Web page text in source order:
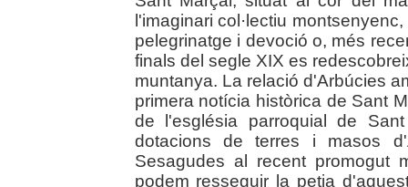
l'imaginari col·lectiu
pelegrinatge i devoció o, més
finals del segle XIX es
muntanya. La relació d'Arbúcies
primera notícia històrica de Sant
de l'església parroquial de
dotacions de terres i masos
Sesagudes al recent promogut
podem resseguir la petja